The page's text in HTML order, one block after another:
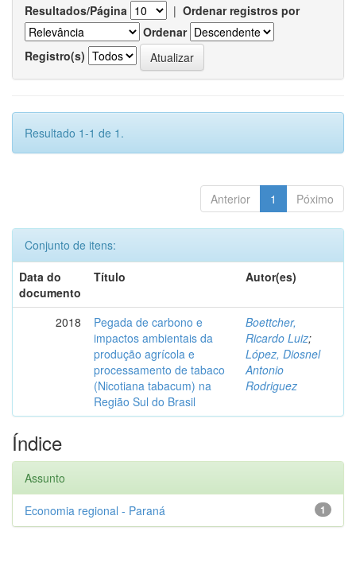
Resultados/Página | Ordenar registros por
Ordenar
Registro(s)
Resultado 1-1 de 1.
Anterior 1 Póximo
Conjunto de itens:
Data do
documento
Título Autor(es)
2018
Pegada de carbono e
impactos ambientais da
produção agrícola e
processamento de tabaco
(Nicotiana tabacum) na
Região Sul do Brasil
Boettcher,
Ricardo Luiz;
López, Diosnel
Antonio
Rodriguez
Índice
Assunto
1
Economia regional - Paraná